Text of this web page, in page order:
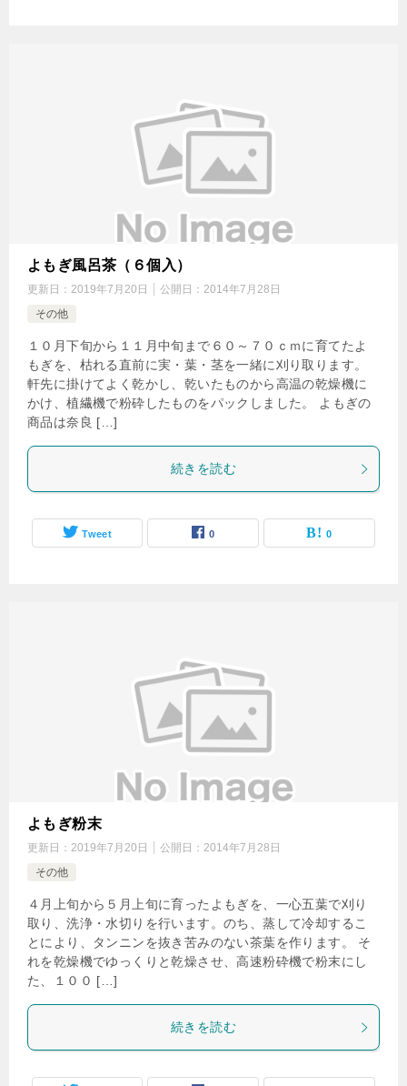
よもぎ風呂茶（６個入）
更新日： 2019年7月20日 公開日： 2014年7月28日
その他
１０月下旬から１１月中旬まで６０～７０ｃｍに育てたよ
もぎを、枯れる直前に実・葉・茎を一緒に刈り取ります。
軒先に掛けてよく乾かし、乾いたものから高温の乾燥機に
かけ、植繊機で粉砕したものをパックしました。 よもぎの
商品は奈良 […]
続きを読む
Tweet 0 0
よもぎ粉末
更新日： 2019年7月20日 公開日： 2014年7月28日
その他
４月上旬から５月上旬に育ったよもぎを、一心五葉で刈り
取り、洗浄・水切りを行います。のち、蒸して冷却するこ
とにより、タンニンを抜き苦みのない茶葉を作ります。 そ
れを乾燥機でゆっくりと乾燥させ、高速粉砕機で粉末にし
た、１００ […]
続きを読む